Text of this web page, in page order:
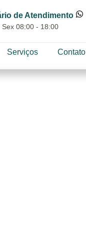
de Atendimento
Sex 08:00 - 18:00
Serviços Contato